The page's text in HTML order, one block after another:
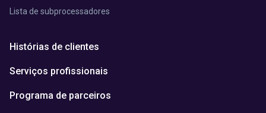
Lista de subprocessadores
Histórias de clientes
Serviços profissionais
Programa de parceiros